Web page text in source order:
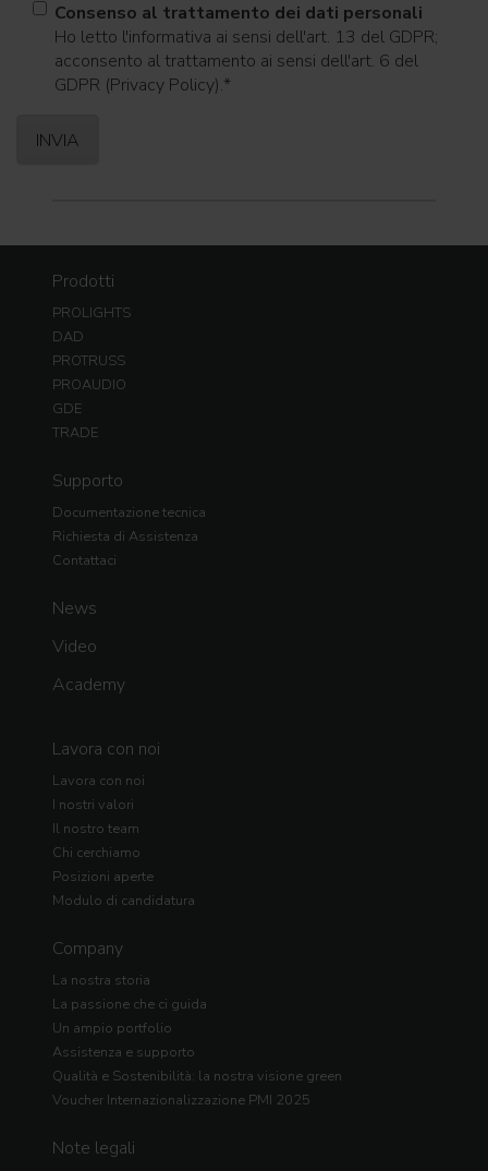
Consenso al trattamento dei dati personali
Ho letto l'informativa ai sensi dell'art. 13 del GDPR;
acconsento al trattamento ai sensi dell'art. 6 del
GDPR (Privacy Policy).*
Prodotti
PROLIGHTS
DAD
PROTRUSS
PROAUDIO
GDE
TRADE
Supporto
Documentazione tecnica
Richiesta di Assistenza
Contattaci
News
Video
Academy
Lavora con noi
Lavora con noi
I nostri valori
Il nostro team
Chi cerchiamo
Posizioni aperte
Modulo di candidatura
Company
La nostra storia
La passione che ci guida
Un ampio portfolio
Assistenza e supporto
Qualità e Sostenibilità: la nostra visione green
Voucher Internazionalizzazione PMI 2025
Note legali